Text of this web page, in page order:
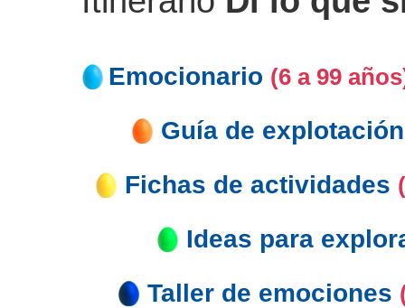
Emocionario (6 a 99
Guía de
Fichas de actividades
Ideas para
Taller de emociones